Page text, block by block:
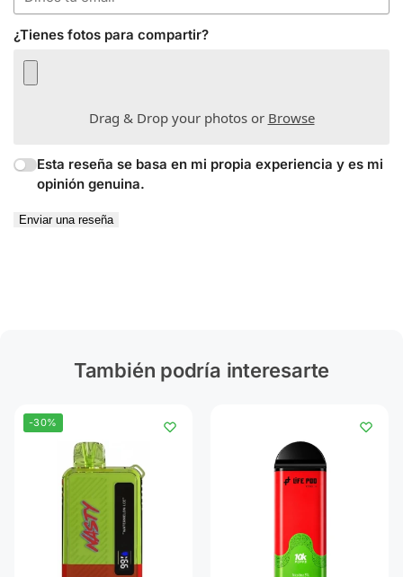
¿Tienes fotos para compartir?
Drag & Drop your photos or Browse
Esta reseña se basa en mi propia experiencia y es mi
opinión genuina.
Enviar una reseña
También podría interesarte
-30%